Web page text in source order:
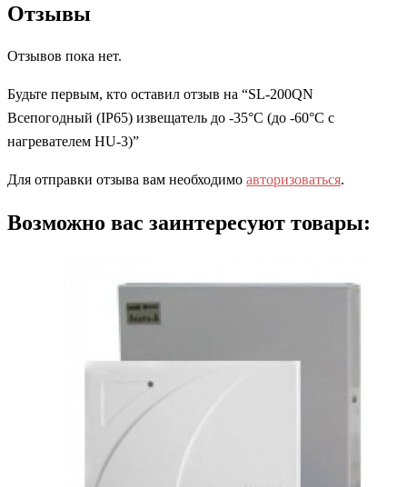
Отзывы
Отзывов пока нет.
Будьте первым, кто оставил отзыв на “SL-200QN
Всепогодный (IP65) извещатель до -35°С (до -60°С с
нагревателем HU-3)”
Для отправки отзыва вам необходимо авторизоваться.
Возможно вас заинтересуют товары: